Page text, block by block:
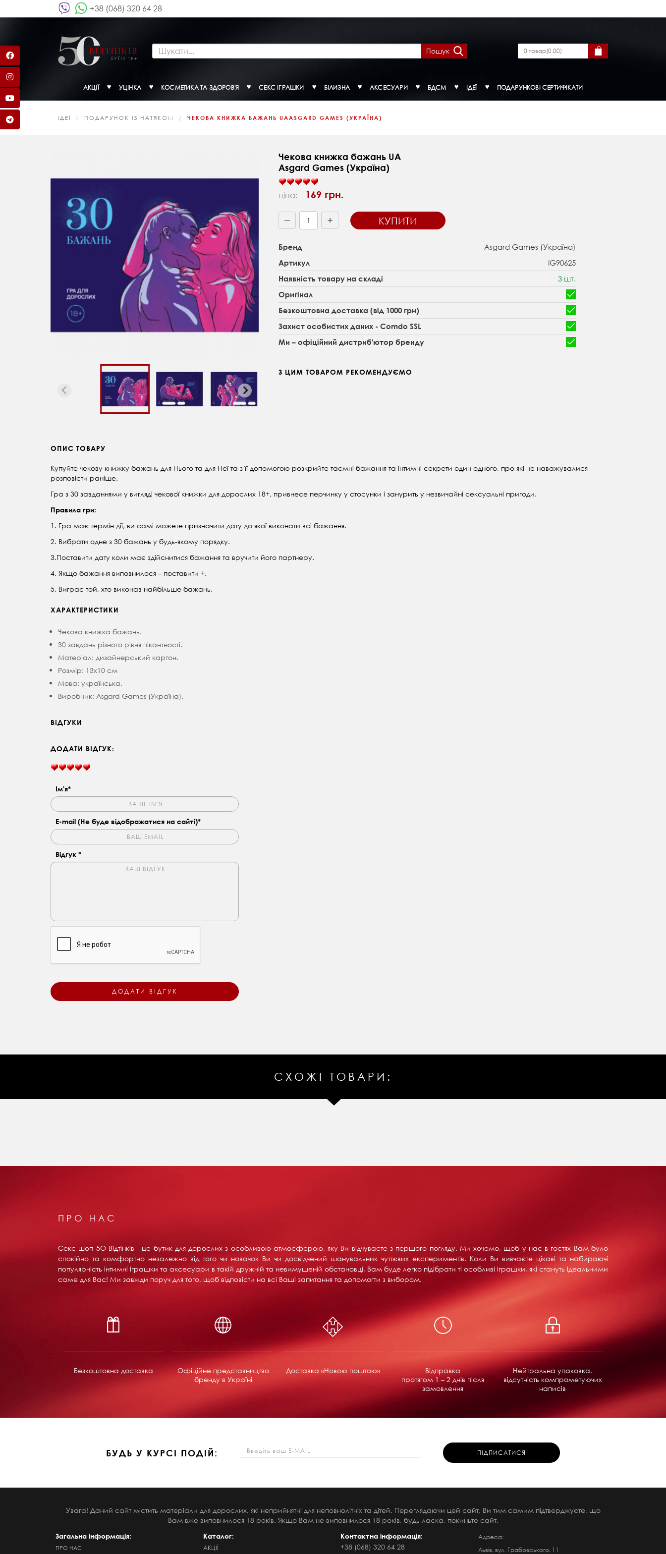
+38 (068) 320 64 28
Пошук 0товар(0.00)
АКЦІЇ УЦІНКА КОСМЕТИКА ТА ЗДОРОВ'Я СЕКС ІГРАШКИ БІЛИЗНА АКСЕСУАРИ БДСМ ІДЕЇ ПОДАРУНКОВІ СЕРТИФІКАТИ
ІДЕЇ ПОДАРУНОК ІЗ НАТЯКОМ ЧЕКОВА КНИЖКА БАЖАНЬ UAASGARD GAMES (УКРАЇНА)
Чекова книжка бажань UA
Asgard Games (Україна)
ціна: 169 грн.
— + КУПИТИ
Бренд Asgard Games (Україна)
Артикул IG90625
Наявність товару на складі 3 шт.
Оригінал
Безкоштовна доставка (від 1000 грн)
Захист особистих даних - Comdo SSL
Ми – офіційний дистриб'ютор бренду
З ЦИМ ТОВАРОМ РЕКОМЕНДУЄМО
ОПИС ТОВАРУ
Купуйте чекову книжку бажань для Нього та для Неї та з її допомогою розкрийте таємні бажання та інтимні секрети один одного, про які не наважувалися
розповісти раніше.
Гра з 30 завданнями у вигляді чекової книжки для дорослих 18+, привнесе перчинку у стосунки і занурить у незвичайні сексуальні пригоди.
Правила гри:
1. Гра має термін дії, ви самі можете призначити дату до якої виконати всі бажання.
2. Вибрати одне з 30 бажань у будь-якому порядку.
3.Поставити дату коли має здійснитися бажання та вручити його партнеру.
4. Якщо бажання виповнилося – поставити +.
5. Виграє той, хто виконав найбільше бажань.
ХАРАКТЕРИСТИКИ
Чекова книжка бажань.
30 завдань різного рівня пікантності.
Матеріал: дизайнерський картон.
Розмір: 13х10 см
Мова: українська.
Виробник: Asgard Games (Україна).
ВІДГУКИ
ДОДАТИ ВІДГУК:
Ім'я*
E-mail (Не буде відображатися на сайті)*
Відгук *
СХОЖІ ТОВАРИ:
ПРО НАС
Секс шоп 5О Відтінків - це бутик для дорослих з особливою атмосферою, яку Ви відчуваєте з першого погляду. Ми хочемо, щоб у нас в гостях Вам було
спокійно та комфортно незалежно від того чи новачок Ви чи досвідчений шанувальник чуттєвих експериментів. Коли Ви вивчаєте цікаві та набираючі
популярність інтимні іграшки та аксесуари в такій дружній та невимушеній обстановці, Вам буде легко підібрати ті особливі іграшки, які стануть ідеальними
саме для Вас! Ми завжди поруч для того, щоб відповісти на всі Ваші запитання та допомогти з вибором.
Безкоштовна доставка
Офіційне представництво
бренду в Україні
Доставка «Новою поштою»
Відправка
протягом 1 – 2 днів після
замовлення
Нейтральна упаковка,
відсутність компрометуючих
написів
БУДЬ У КУРСІ ПОДІЙ:
Увага! Даний сайт містить матеріали для дорослих, які неприйнятні для неповнолітніх та дітей. Переглядаючи цей сайт, Ви тим самим підтверджуєте, що
Вам вже виповнилося 18 років. Якщо Вам не виповнилося 18 років, будь ласка, покиньте сайт.
Загальна інформація:
ПРО НАС
Каталог:
АКЦІЇ
Контактна інформація:
+38 (068) 320 64 28
Адреса:
Львів, вул. Грабовського, 11